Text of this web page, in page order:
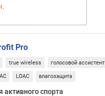
Pro
true wireless голосовой ассистент
LDAC влагозащита
активного спорта